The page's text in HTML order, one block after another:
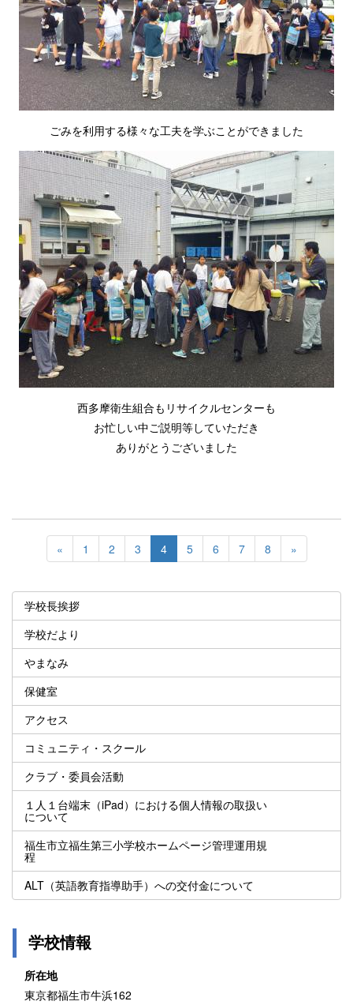
ごみを利用する様々な工夫を学ぶことができました
西多摩衛生組合もリサイクルセンターも
お忙しい中ご説明等していただき
ありがとうございました
« 1 2 3 4 5 6 7 8 »
学校長挨拶
学校だより
やまなみ
保健室
アクセス
コミュニティ・スクール
クラブ・委員会活動
１人１台端末（iPad）における個人情報の取扱い
について
福生市立福生第三小学校ホームページ管理運用規
程
ALT（英語教育指導助手）への交付金について
学校情報
所在地
東京都福生市牛浜162